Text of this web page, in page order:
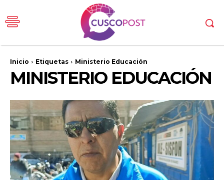
Inicio Etiquetas Ministerio Educación
MINISTERIO EDUCACIÓN